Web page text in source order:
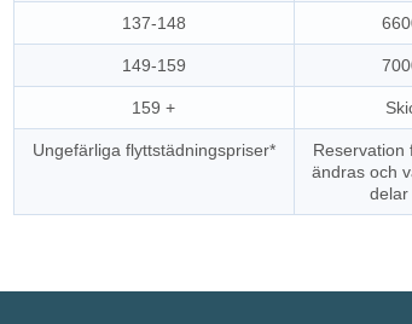
137-148
149-159
159 +
Ungefärliga flyttstädningspriser*
Reservation
ändras och
delar